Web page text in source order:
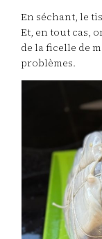
En séchant, le
Et, en tout cas,
de la ficelle de
problèmes.